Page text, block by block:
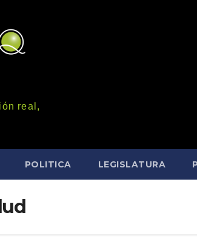
real,
POLITICA LEGISLATURA